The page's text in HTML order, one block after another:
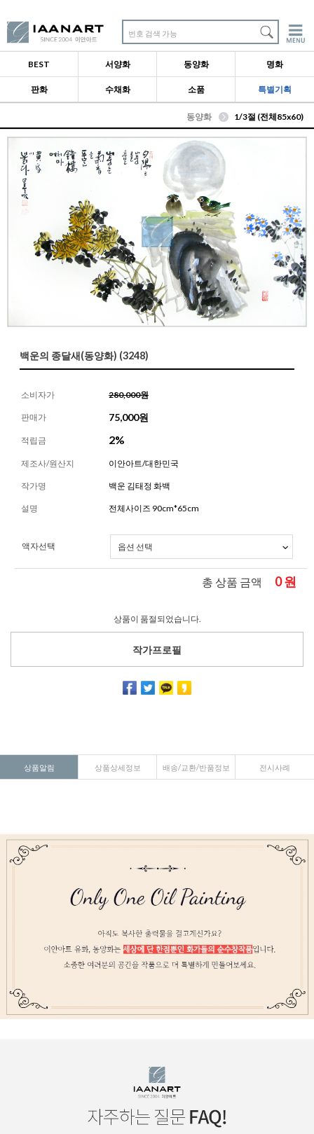
번호 검색 가능
BEST 서양화 동양화 명화
판화 수채화 소품 특별기획
동양화 1/3절 (전체85x60)
백운의 종달새(동양화) (3248)
소비자가 280,000원
판매가 75,000원
적립금 2%
제조사/원산지 이안아트/대한민국
작가명 백운 김태정 화백
설명 전체사이즈 90cm*65cm
액자선택
총 상품 금액 0원
상품이 품절되었습니다.
작가프로필
상품알림 상품상세정보 배송/교환/반품정보 전시사례